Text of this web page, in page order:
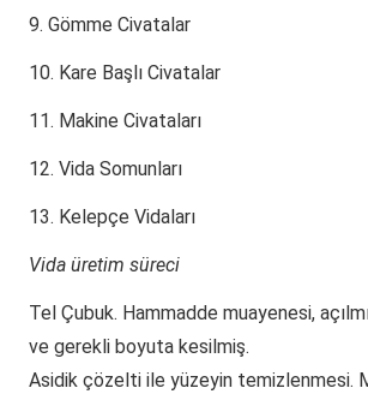
9. Gömme Civatalar
10. Kare Başlı Civatalar
11. Makine Civataları
12. Vida Somunları
13. Kelepçe Vidaları
Vida üretim süreci
Tel Çubuk. Hammadde muayenesi,
ve gerekli boyuta kesilmiş.
Asidik çözelti ile yüzeyin temizlenmesi.